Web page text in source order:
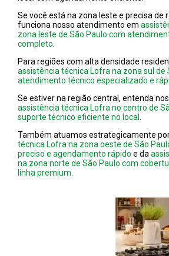
Se você está na zona leste e precisa de
funciona nosso atendimento em
zona leste de São Paulo com
completo
Para regiões com alta densidade
assistência técnica Lofra na zona sul de
atendimento técnico especializado e
Se estiver na região central, entenda
assistência técnica Lofra no centro de
suporte técnico eficiente no local
Também atuamos estrategicamente
técnica Lofra na zona oeste de São
preciso e agendamento rápido e da
na zona norte de São Paulo com
linha premium.